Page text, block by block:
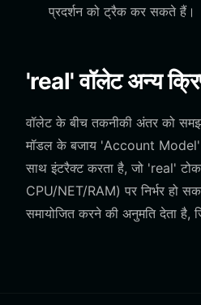
प्रदर्शन को ट्रैक कर सकते हैं।
'real' वॉलेट अन्य
वॉलेट के बीच तकनीकी अंतर को
मॉडल के बजाय 'Account Model'
साथ इंटरैक्ट करता है, जो 'real'
CPU/NET/RAM) पर निर्भर हो
समायोजित करने की अनुमति देता